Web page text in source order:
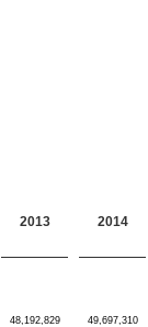
2013 2014
48,192,829 49,697,310